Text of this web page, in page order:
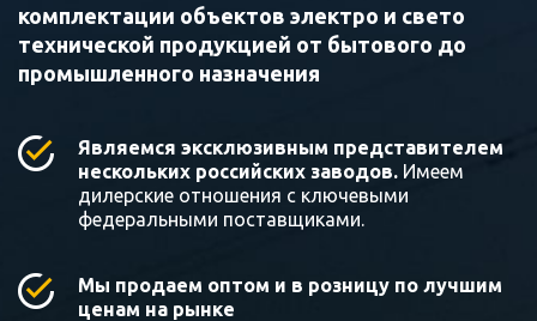
комплектации объектов электро и свето
технической продукцией от бытового до
промышленного назначения
Являемся эксклюзивным представителем
нескольких российских заводов. Имеем
дилерские отношения с ключевыми
федеральными поставщиками.
Мы продаем оптом и в розницу по лучшим
ценам на рынке